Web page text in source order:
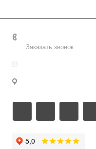
Заказать звонок